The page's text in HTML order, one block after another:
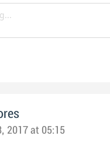
2017 at 05:15